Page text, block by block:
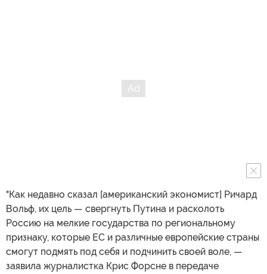
"Как недавно сказал [американский экономист] Ричард
Вольф, их цель — свергнуть Путина и расколоть
Россию на мелкие государства по региональному
признаку, которые ЕС и различные европейские страны
смогут подмять под себя и подчинить своей воле, —
заявила журналистка Крис Форсне в передаче